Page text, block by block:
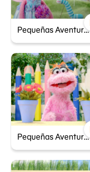
Pequeñas Aventureras - Araña y su telaraña
Pequeñas Aventureras - El misterio de la planta que no florece